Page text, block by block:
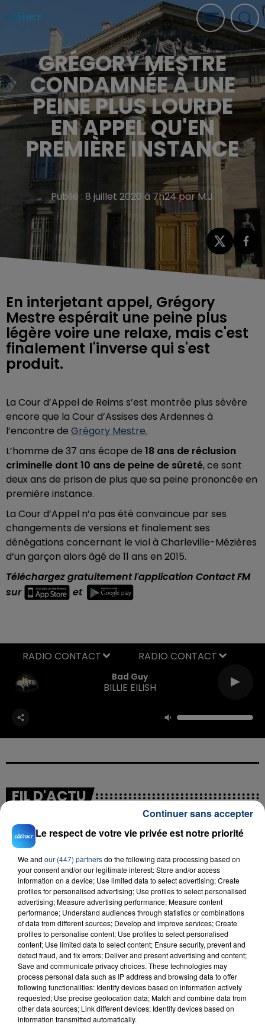
GRÉGORY MESTRE
CONDAMNÉE À UNE
PEINE PLUS LOURDE
EN APPEL QU'EN
PREMIÈRE INSTANCE
Publié : 8 juillet 2020 à 7h24 par M.J.
En interjetant appel, Grégory
Mestre espérait une peine plus
légère voire une relaxe, mais c'est
finalement l'inverse qui s'est
produit.
La Cour d’Appel de Reims s’est montrée plus sévère
encore que la Cour d’Assises des Ardennes à
l’encontre de Grégory Mestre.
L’homme de 37 ans écope de 18 ans de réclusion
criminelle dont 10 ans de peine de sûreté, ce sont
deux ans de prison de plus que sa peine prononcée en
première instance.
La Cour d’Appel n’a pas été convaincue par ses
changements de versions et finalement ses
dénégations concernant le viol à Charleville-Mézières
d’un garçon alors âgé de 11 ans en 2015.
Téléchargez gratuitement l'application Contact FM
sur
et
Bad Guy
BILLIE EILISH
RADIO CONTACT
FIL D'ACTU
23 juillet 2026
INCENDIE MORTEL À LENS : UNE FEMME ET
SON BÉBÉ ENTRE LA VIE ET LA...
Un homme s'est immolé par le feu après avoir
aspergé sa compagne et leur bébé de trois mois
d'un liquide inflammable.
Le respect de votre vie privée est notre priorité
We and our (447) partnersdo the following data processing based on
your consent and/or our legitimate interest: Store and/or access
information on a device; Use limited data to select advertising; Create
profiles for personalised advertising; Use profiles to select personalised
advertising; Measure advertising performance; Measure content
performance; Understand audiences through statistics or combinations
of data from different sources; Develop and improve services; Create
profiles to personalise content; Use profiles to select personalised
content; Use limited data to select content; Ensure security, prevent and
detect fraud, and fix errors; Deliver and present advertising and content;
Save and communicate privacy choices. These technologies may
process personal data such as IP address and browsing data to offer
following functionalities: Identify devices based on information actively
requested; Use precise geolocation data; Match and combine data from
other data sources; Link different devices; Identify devices based on
information transmitted automatically.
Continuer sans accepter